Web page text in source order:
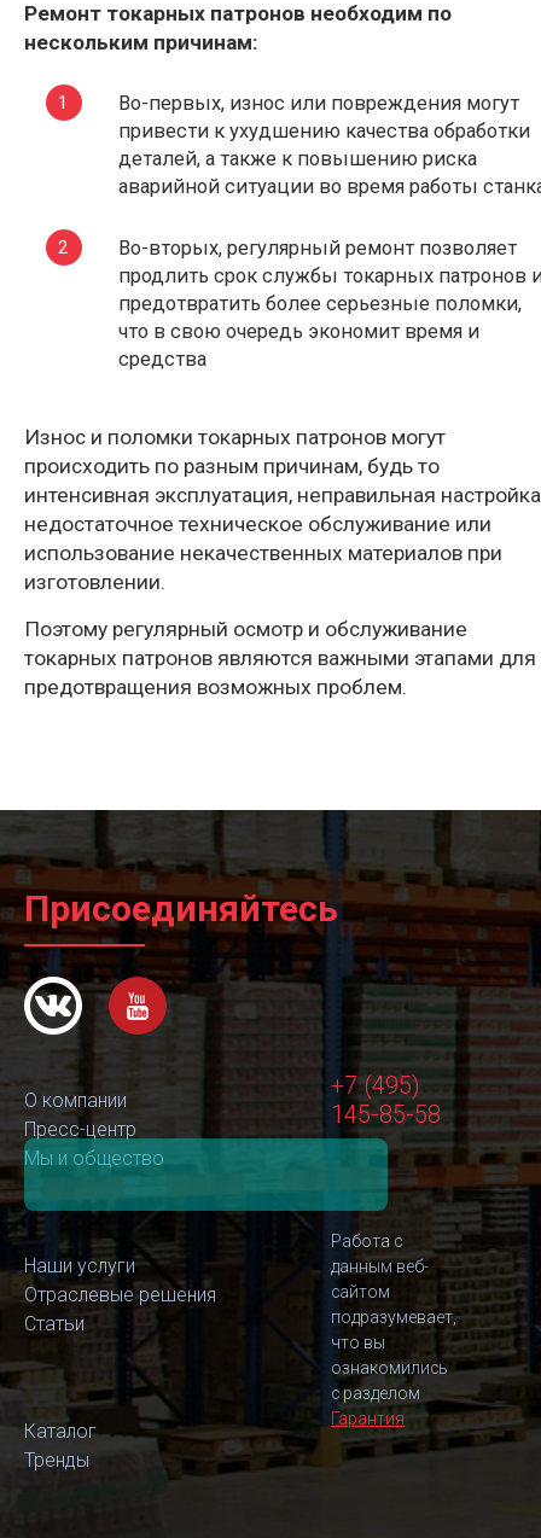
Ремонт токарных патронов необходим по
нескольким причинам:
Во-первых, износ или повреждения могут
привести к ухудшению качества обработки
деталей, а также к повышению риска
аварийной ситуации во время работы
Во-вторых, регулярный ремонт позволяет
продлить срок службы токарных патронов
предотвратить более серьезные поломки,
что в свою очередь экономит время и
средства
Износ и поломки токарных патронов могут
происходить по разным причинам, будь то
интенсивная эксплуатация, неправильная
недостаточное техническое обслуживание или
использование некачественных материалов при
изготовлении.
Поэтому регулярный осмотр и обслуживание
токарных патронов являются важными этапами для
предотвращения возможных проблем.
Присоединяйтесь
О компании
Пресс-центр
Мы и общество
Наши услуги
Отраслевые решения
Статьи
Каталог
Тренды
+7 (495)
145-85-58
Работа с
данным веб-
сайтом
подразумевает,
что вы
ознакомились
с разделом
Гарантия